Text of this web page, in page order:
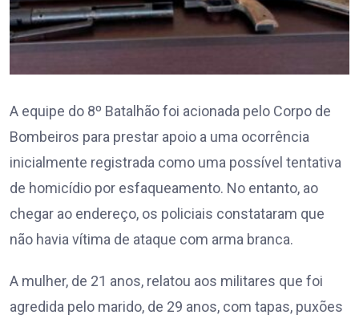
A equipe do 8º Batalhão foi acionada pelo Corpo de
Bombeiros para prestar apoio a uma ocorrência
inicialmente registrada como uma possível tentativa
de homicídio por esfaqueamento. No entanto, ao
chegar ao endereço, os policiais constataram que
não havia vítima de ataque com arma branca.
A mulher, de 21 anos, relatou aos militares que foi
agredida pelo marido, de 29 anos, com tapas, puxões